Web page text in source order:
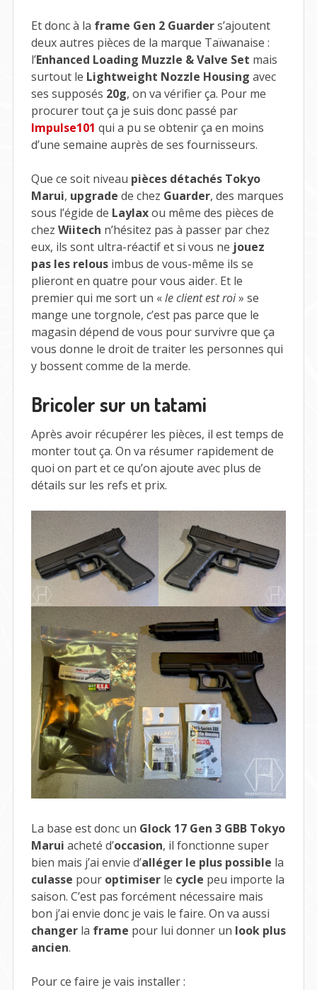
Et donc à la frame Gen 2 Guarders’ajoutent
deux autres pièces de la marque Taïwanaise :
l’Enhanced Loading Muzzle & Valve Set mais
surtout le Lightweight Nozzle Housing avec
ses supposés 20g, on va vérifier ça. Pour me
procurer tout ça je suis donc passé par
Impulse101 qui a pu se obtenir ça en moins
d’une semaine auprès de ses fournisseurs.
Que ce soit niveau pièces détachés Tokyo
Marui, upgrade de chez Guarder, des marques
sous l’égide de Laylaxou même des pièces de
chez Wiitech n’hésitez pas à passer par chez
eux, ils sont ultra-réactif et si vous ne jouez
pas les relousimbus de vous-même ils se
plieront en quatre pour vous aider. Et le
premier qui me sort un «le client est roi» se
mange une torgnole, c’est pas parce que le
magasin dépend de vous pour survivre que ça
vous donne le droit de traiter les personnes qui
y bossent comme de la merde.
Bricoler sur un tatami
Après avoir récupérer les pièces, il est temps de
monter tout ça. On va résumer rapidement de
quoi on part et ce qu’on ajoute avec plus de
détails sur les refs et prix.
La base est donc un Glock 17 Gen 3 GBB Tokyo
Marui acheté d’occasion, il fonctionne super
bien mais j’ai envie d’alléger le plus possible la
culasse pour optimiserle cycle peu importe la
saison. C’est pas forcément nécessaire mais
bon j’ai envie donc je vais le faire. On va aussi
changerla frame pour lui donner un look plus
ancien.
Pour ce faire je vais installer :